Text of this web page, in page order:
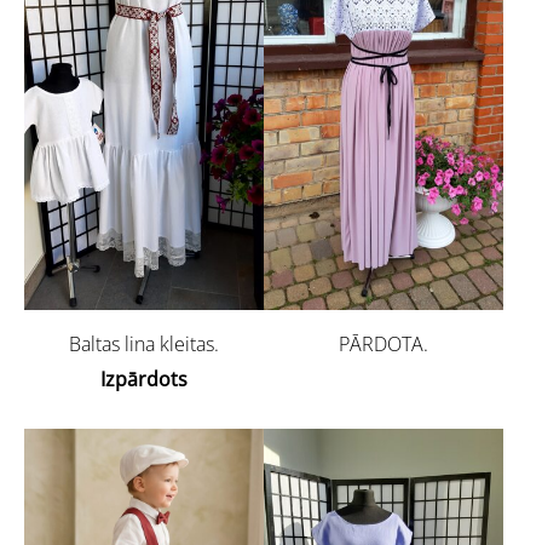
Baltas lina kleitas.
Izpārdots
PĀRDOTA.